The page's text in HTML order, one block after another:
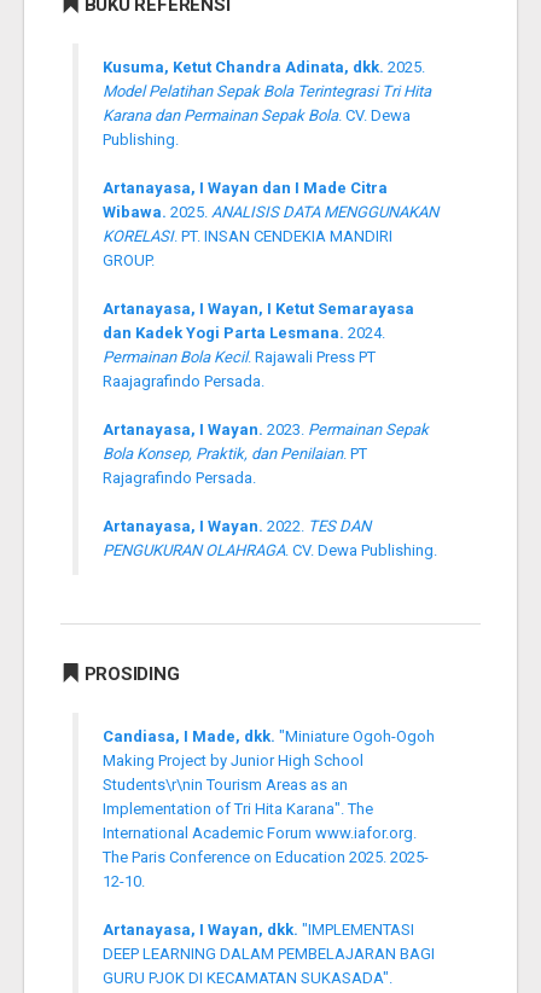
BUKU REFERENSI
Kusuma, Ketut Chandra Adinata, dkk. 2025.
Model Pelatihan Sepak Bola Terintegrasi Tri Hita
Karana dan Permainan Sepak Bola. CV. Dewa
Publishing.
Artanayasa, I Wayan dan I Made Citra
Wibawa. 2025. ANALISIS DATA MENGGUNAKAN
KORELASI. PT. INSAN CENDEKIA MANDIRI
GROUP.
Artanayasa, I Wayan, I Ketut Semarayasa
dan Kadek Yogi Parta Lesmana. 2024.
Permainan Bola Kecil. Rajawali Press PT
Raajagrafindo Persada.
Artanayasa, I Wayan. 2023. Permainan Sepak
Bola Konsep, Praktik, dan Penilaian. PT
Rajagrafindo Persada.
Artanayasa, I Wayan. 2022. TES DAN
PENGUKURAN OLAHRAGA. CV. Dewa Publishing.
PROSIDING
Candiasa, I Made, dkk. "Miniature Ogoh-Ogoh
Making Project by Junior High School
Students\r\nin Tourism Areas as an
Implementation of Tri Hita Karana". The
International Academic Forum www.iafor.org.
The Paris Conference on Education 2025. 2025-
12-10.
Artanayasa, I Wayan, dkk. "IMPLEMENTASI
DEEP LEARNING DALAM PEMBELAJARAN BAGI
GURU PJOK DI KECAMATAN SUKASADA".